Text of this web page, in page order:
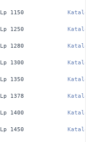
1150 Katalog
1250 Katalog
1280 Katalog
1300 Katalog
1350 Katalog
1378 Katalog
1400 Katalog
1450 Katalog